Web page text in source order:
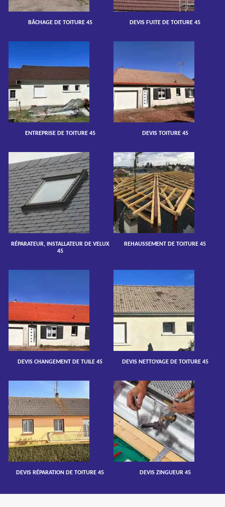
BÂCHAGE DE TOITURE 45 DEVIS FUITE DE TOITURE 45
ENTREPRISE DE TOITURE 45 DEVIS TOITURE 45
RÉPARATEUR, INSTALLATEUR DE VELUX
45
REHAUSSEMENT DE TOITURE 45
DEVIS CHANGEMENT DE TUILE 45 DEVIS NETTOYAGE DE TOITURE 45
DEVIS RÉPARATION DE TOITURE 45 DEVIS ZINGUEUR 45